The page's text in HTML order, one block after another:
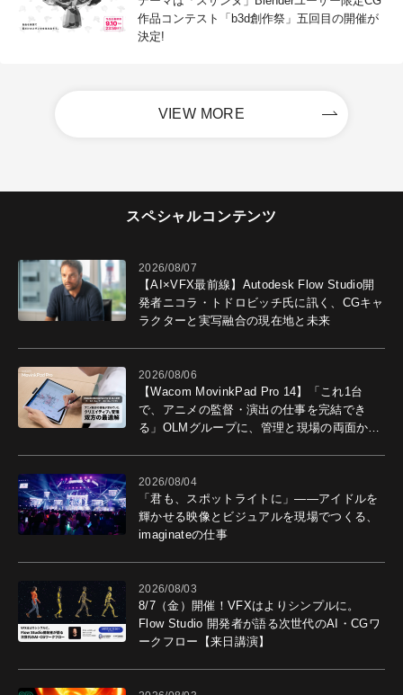
作品コンテスト「b3d創作祭」五回目の開催が
決定!
VIEW MORE
スペシャルコンテンツ
2026/08/07
【AI×VFX最前線】Autodesk Flow Studio開
発者ニコラ・トドロビッチ氏に訊く、CGキャ
ラクターと実写融合の現在地と未来
2026/08/06
【Wacom MovinkPad Pro 14】「これ1台
で、アニメの監督・演出の仕事を完結でき
る」OLMグループに、管理と現場の両面から
2026/08/04
「君も、スポットライトに」――アイドルを
輝かせる映像とビジュアルを現場でつくる、
imaginateの仕事
2026/08/03
8/7（金）開催！VFXはよりシンプルに。
Flow Studio 開発者が語る次世代のAI・CGワ
ークフロー【来日講演】